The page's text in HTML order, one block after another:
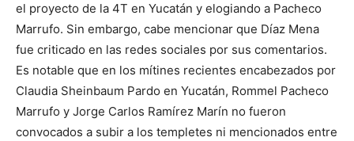
el proyecto de la 4T en Yucatán y elogiando a Pacheco
Marrufo. Sin embargo, cabe mencionar que Díaz Mena
fue criticado en las redes sociales por sus comentarios.
Es notable que en los mítines recientes encabezados por
Claudia Sheinbaum Pardo en Yucatán, Rommel Pacheco
Marrufo y Jorge Carlos Ramírez Marín no fueron
convocados a subir a los templetes ni mencionados entre